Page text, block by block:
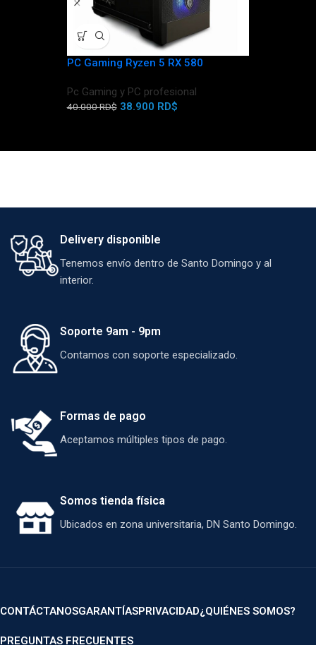
PC Gaming Ryzen 5 RX 580
Pc Gaming y PC profesional
40.000RD$ 38.900 RD$
Delivery disponible
Tenemos envío dentro de Santo Domingo y al
interior.
Soporte 9am - 9pm
Contamos con soporte especializado.
Formas de pago
Aceptamos múltiples tipos de pago.
Somos tienda física
Ubicados en zona universitaria, DN Santo Domingo.
CONTÁCTANOSGARANTÍASPRIVACIDAD¿QUIÉNES SOMOS?
PREGUNTAS FRECUENTES